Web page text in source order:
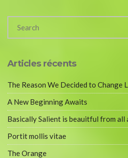
Articles récents
The Reason We Decided to Change
A New Beginning Awaits
Basically Salient is beauitful from all
Portit mollis vitae
The Orange